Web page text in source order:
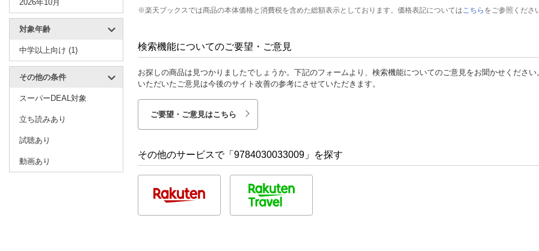
2026年10月
対象年齢
中学以上向け (1)
その他の条件
スーパーDEAL対象
立ち読みあり
試聴あり
動画あり
※楽天ブックスでは商品の本体価格と消費税を含めた総額表示としております。価格表記については こちら をご参照くださ
検索機能についてのご要望・ご意見
お探しの商品は見つかりましたでしょうか。下記のフォームより、検索機能についてのご意見をお聞かせください
いただいたご意見は今後のサイト改善の参考にさせていただきます。
ご要望・ご意見はこちら
その他のサービスで「9784030033009」を探す